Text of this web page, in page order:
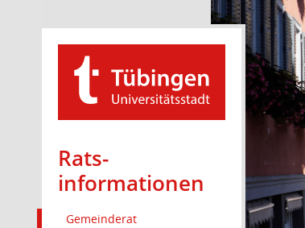
Rats­
informationen
Gemeinderat